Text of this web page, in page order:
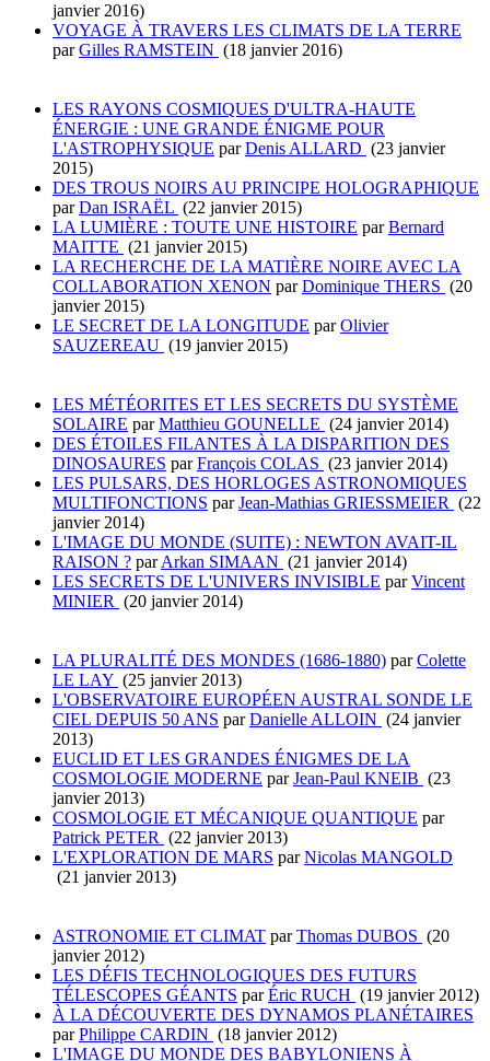
janvier 2016)
VOYAGE À TRAVERS LES CLIMATS DE LA TERRE
parGilles RAMSTEIN (18 janvier 2016)
LES RAYONS COSMIQUES D'ULTRA-HAUTE
ÉNERGIE : UNE GRANDE ÉNIGME POUR
L'ASTROPHYSIQUE parDenis ALLARD (23 janvier
2015)
DES TROUS NOIRS AU PRINCIPE HOLOGRAPHIQUE
parDan ISRAËL (22 janvier 2015)
LA LUMIÈRE : TOUTE UNE HISTOIRE parBernard
MAITTE (21 janvier 2015)
LA RECHERCHE DE LA MATIÈRE NOIRE AVEC LA
COLLABORATION XENON parDominique THERS (20
janvier 2015)
LE SECRET DE LA LONGITUDE parOlivier
SAUZEREAU (19 janvier 2015)
LES MÉTÉORITES ET LES SECRETS DU SYSTÈME
SOLAIRE parMatthieu GOUNELLE (24 janvier 2014)
DES ÉTOILES FILANTES À LA DISPARITION DES
DINOSAURES parFrançois COLAS (23 janvier 2014)
LES PULSARS, DES HORLOGES ASTRONOMIQUES
MULTIFONCTIONS parJean-Mathias GRIESSMEIER (22
janvier 2014)
L'IMAGE DU MONDE (SUITE) : NEWTON AVAIT-IL
RAISON ? parArkan SIMAAN (21 janvier 2014)
LES SECRETS DE L'UNIVERS INVISIBLE parVincent
MINIER (20 janvier 2014)
LA PLURALITÉ DES MONDES (1686-1880) parColette
LE LAY (25 janvier 2013)
L'OBSERVATOIRE EUROPÉEN AUSTRAL SONDE LE
CIEL DEPUIS 50 ANS parDanielle ALLOIN (24 janvier
2013)
EUCLID ET LES GRANDES ÉNIGMES DE LA
COSMOLOGIE MODERNE parJean-Paul KNEIB (23
janvier 2013)
COSMOLOGIE ET MÉCANIQUE QUANTIQUE par
Patrick PETER (22 janvier 2013)
L'EXPLORATION DE MARS parNicolas MANGOLD
(21 janvier 2013)
ASTRONOMIE ET CLIMAT parThomas DUBOS (20
janvier 2012)
LES DÉFIS TECHNOLOGIQUES DES FUTURS
TÉLESCOPES GÉANTS parÉric RUCH (19 janvier 2012)
À LA DÉCOUVERTE DES DYNAMOS PLANÉTAIRES
parPhilippe CARDIN (18 janvier 2012)
L'IMAGE DU MONDE DES BABYLONIENS À